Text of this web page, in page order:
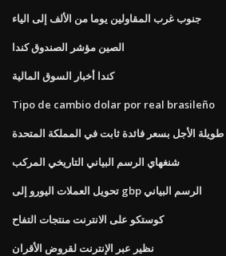
جنوب غرب المقاولين يوما من الألف إلى الياء
الصين مؤشر الصندوق كندا
كندا أخبار السوق المالية
Tipo de cambio dolar por real brasileño
الأجل بسعر فائدة ثابت في المملكة المتحدة
شنغهاي الرسم البياني التاريخي المركب
تحويل العملات اليورو إلى gbp الرسم البياني
كوستكو على الانترنت منتجات التفاح
نظير عبر الإنترنت لقروض الأقران